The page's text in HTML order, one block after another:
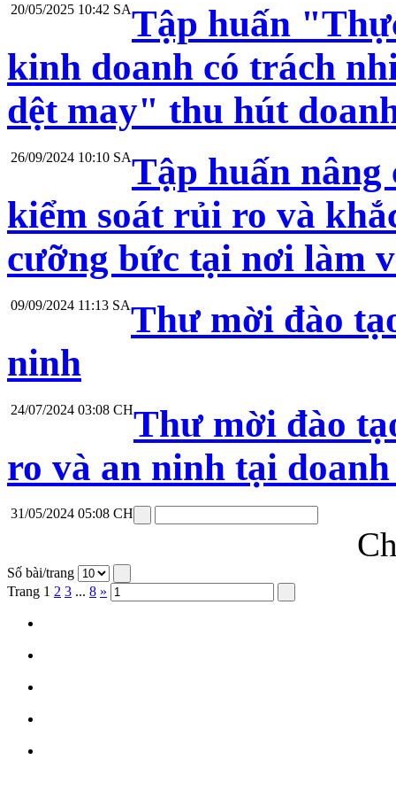
20/05/2025 10:42 SATập huấn
kinh doanh có trách
dệt may" thu hút
26/09/2024 10:10 SATập huấn nâng
kiểm soát rủi ro và
cưỡng bức tại nơi làm
09/09/2024 11:13 SAThư mời đào
ninh
24/07/2024 03:08 CHThư mời đào
ro và an ninh tại
31/05/2024 05:08 CH
Số bài/trang
Trang 1 2 3 ... 8 »